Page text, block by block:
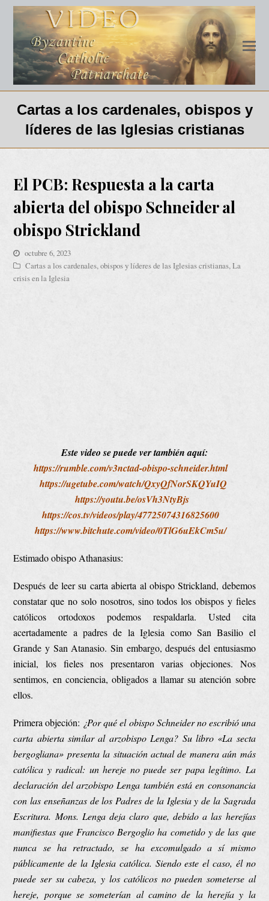
Cartas a los cardenales, obispos y
líderes de las Iglesias cristianas
El PCB: Respuesta a la carta
abierta del obispo Schneider al
obispo Strickland
octubre 6, 2023
Cartas a los cardenales, obispos y líderes de las Iglesias cristianas,La
crisis en la Iglesia
Este video se puede ver también aquí:
https://rumble.com/v3nctad-obispo-schneider.html
https://ugetube.com/watch/QxyQfNorSKQYuIQ
https://youtu.be/osVh3NtyBjs
https://cos.tv/videos/play/47725074316825600
https://www.bitchute.com/video/0TlG6uEkCm5u/
Estimado obispo Athanasius:
Después de leer su carta abierta al obispo Strickland, debemos
constatar que no solo nosotros, sino todos los obispos y fieles
católicos ortodoxos podemos respaldarla. Usted cita
acertadamente a padres de la Iglesia como San Basilio el
Grande y San Atanasio. Sin embargo, después del entusiasmo
inicial, los fieles nos presentaron varias objeciones. Nos
sentimos, en conciencia, obligados a llamar su atención sobre
ellos.
Primera objeción: ¿Por qué el obispo Schneider no escribió una
carta abierta similar al arzobispo Lenga? Su libro «La secta
bergogliana» presenta la situación actual de manera aún más
católica y radical: un hereje no puede ser papa legítimo. La
declaración del arzobispo Lenga también está en consonancia
con las enseñanzas de los Padres de la Iglesia y de la Sagrada
Escritura. Mons. Lenga deja claro que, debido a las herejías
manifiestas que Francisco Bergoglio ha cometido y de las que
nunca se ha retractado, se ha excomulgado a sí mismo
públicamente de la Iglesia católica. Siendo este el caso, él no
puede ser su cabeza, y los católicos no pueden someterse al
hereje, porque se someterían al camino de la herejía y la